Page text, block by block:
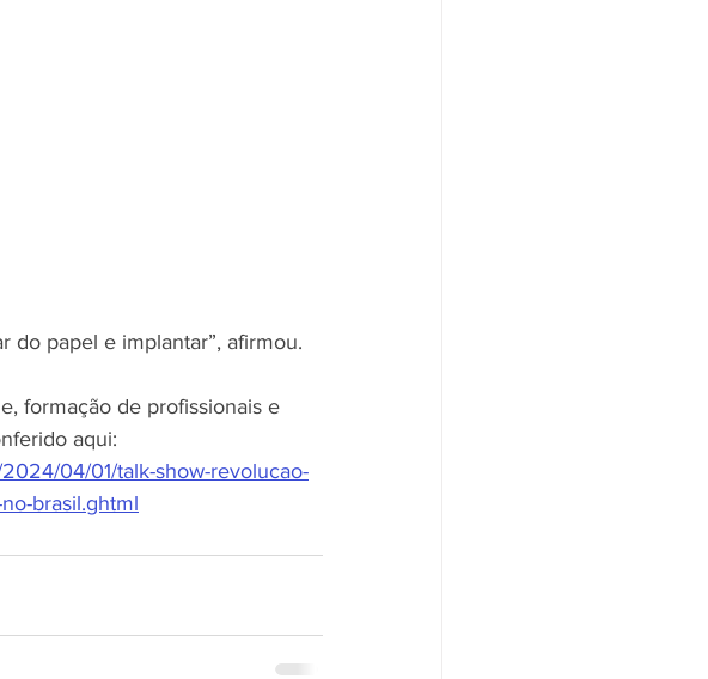
do papel e implantar”, afirmou.
formação de profissionais e
aqui:
04/01/talk-show-revolucao-
brasil.ghtml